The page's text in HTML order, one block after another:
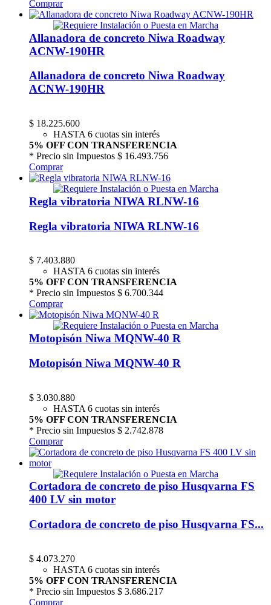
Comprar
Allanadora de concreto Niwa Roadway
ACNW-190HR
Allanadora de concreto Niwa Roadway
ACNW-190HR
$ 18.225.600
HASTA 6 cuotas sin interés
5% OFF CON TRANSFERENCIA
* Precio sin Impuestos $ 16.493.756
Comprar
Regla vibratoria NIWA RLNW-16
Regla vibratoria NIWA RLNW-16
$ 7.403.880
HASTA 6 cuotas sin interés
5% OFF CON TRANSFERENCIA
* Precio sin Impuestos $ 6.700.344
Comprar
Motopisón Niwa MQNW-40 R
Motopisón Niwa MQNW-40 R
$ 3.030.880
HASTA 6 cuotas sin interés
5% OFF CON TRANSFERENCIA
* Precio sin Impuestos $ 2.742.878
Comprar
Cortadora de concreto de piso Husqvarna FS
400 LV sin motor
Cortadora de concreto de piso Husqvarna FS...
$ 4.073.270
HASTA 6 cuotas sin interés
5% OFF CON TRANSFERENCIA
* Precio sin Impuestos $ 3.686.217
Comprar